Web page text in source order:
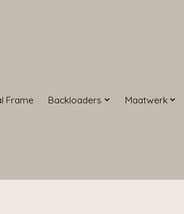
Frame Backloaders Maatwerk